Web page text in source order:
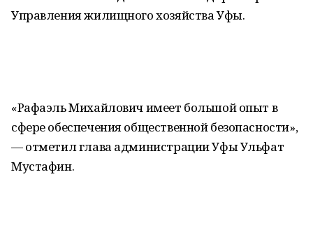
Управления жилищного хозяйства Уфы.
«Рафаэль Михайлович имеет большой опыт в
сфере обеспечения общественной безопасности»,
— отметил глава администрации Уфы Ульфат
Мустафин.